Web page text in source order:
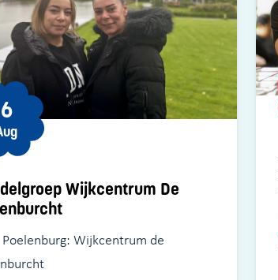
Wijkcentrum De
6
Poelenburg: Wijkcentrum de